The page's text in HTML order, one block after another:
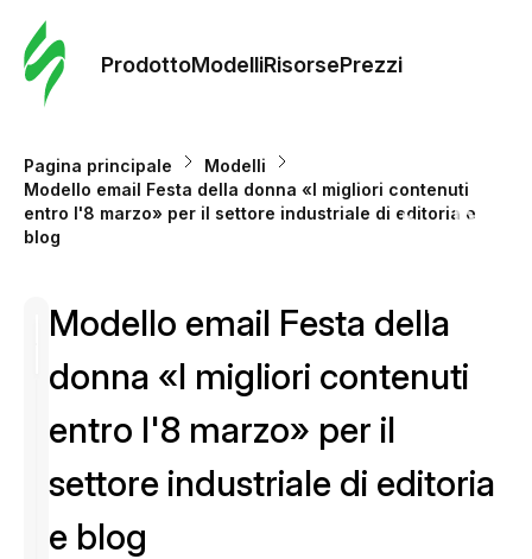
ProdottoModelliRisorsePrezzi
Prezzi
Pagina principale
Modelli
Modello email Festa della donna «I migliori contenuti
entro l'8 marzo» per il settore industriale di editoria e
blog
Modello email Festa della
donna «I migliori contenuti
entro l'8 marzo» per il
settore industriale di editoria
e blog